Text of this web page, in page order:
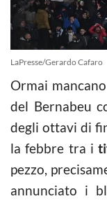
LaPresse/Gerardo Cafaro
Ormai
del Bernabeu
degli ottavi di
la febbre tra i
pezzo,
annunciato i